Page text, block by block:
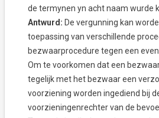
de termynen yn acht naam wurde
Antwurd: De vergunning kan
toepassing van verschillende
bezwaarprocedure tegen een
Om te voorkomen dat een
tegelijk met het bezwaar een
voorziening worden ingediend bij
voorzieningenrechter van de